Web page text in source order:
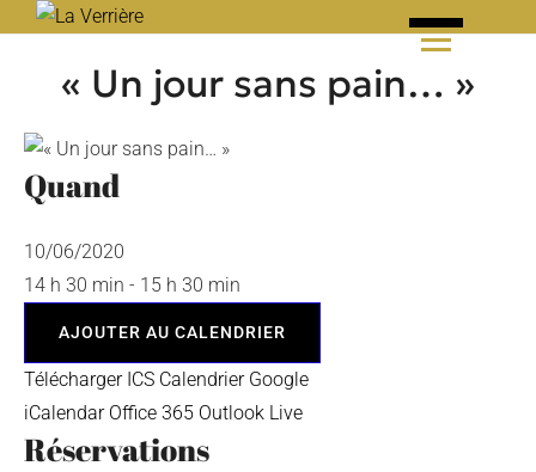
« Un jour sans pain… »
Quand
10/06/2020
14 h 30 min - 15 h 30 min
AJOUTER AU CALENDRIER
Télécharger ICS Calendrier Google
iCalendar Office 365 Outlook Live
Réservations